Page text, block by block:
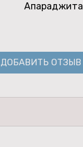
Апараджита
ДОБАВИТЬ ОТЗЫВ